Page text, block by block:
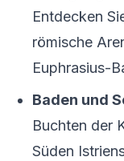
Entdecken
römische
Euphrasius-
Baden und
Buchten der
Süden